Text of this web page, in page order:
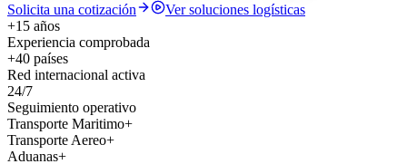
Solicita una cotización
Ver soluciones logísticas
+15 años
Experiencia comprobada
+40 países
Red internacional activa
24/7
Seguimiento operativo
Transporte Maritimo+
Transporte Aereo+
Aduanas+